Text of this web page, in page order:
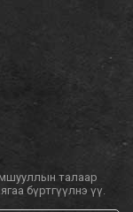
талаар
бүртгүүлнэ үү.